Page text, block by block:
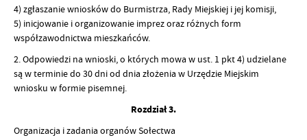
4) zgłaszanie wniosków do Burmistrza, Rady Miejskiej i jej komisji,
5) inicjowanie i organizowanie imprez oraz różnych form
współzawodnictwa mieszkańców.
2. Odpowiedzi na wnioski, o których mowa w ust. 1 pkt 4) udzielane
są w terminie do 30 dni od dnia złożenia w Urzędzie Miejskim
wniosku w formie pisemnej.
Rozdział 3.
Organizacja i zadania organów Sołectwa